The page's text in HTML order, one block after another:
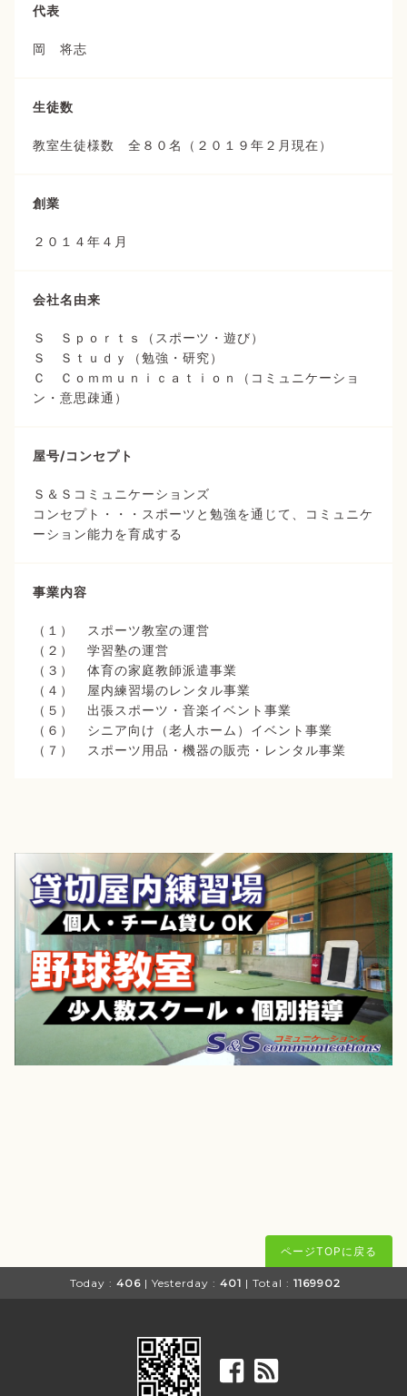
代表
岡 将志
生徒数
教室生徒様数 全８０名（２０１９年２月現在）
創業
２０１４年４月
会社名由来
Ｓ Ｓｐｏｒｔｓ（スポーツ・遊び）
Ｓ Ｓｔｕｄｙ（勉強・研究）
Ｃ Ｃｏｍｍｕｎｉｃａｔｉｏｎ（コミュニケーショ
ン・意思疎通）
屋号/コンセプト
Ｓ＆Ｓコミュニケーションズ
コンセプト・・・スポーツと勉強を通じて、コミュニケ
ーション能力を育成する
事業内容
（１） スポーツ教室の運営
（２） 学習塾の運営
（３） 体育の家庭教師派遣事業
（４） 屋内練習場のレンタル事業
（５） 出張スポーツ・音楽イベント事業
（６） シニア向け（老人ホーム）イベント事業
（７） スポーツ用品・機器の販売・レンタル事業
ページTOPに戻る
Today : 406 | Yesterday : 401 | Total : 1169902